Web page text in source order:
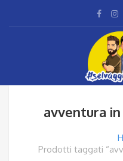
avventura
Prodotti taggati